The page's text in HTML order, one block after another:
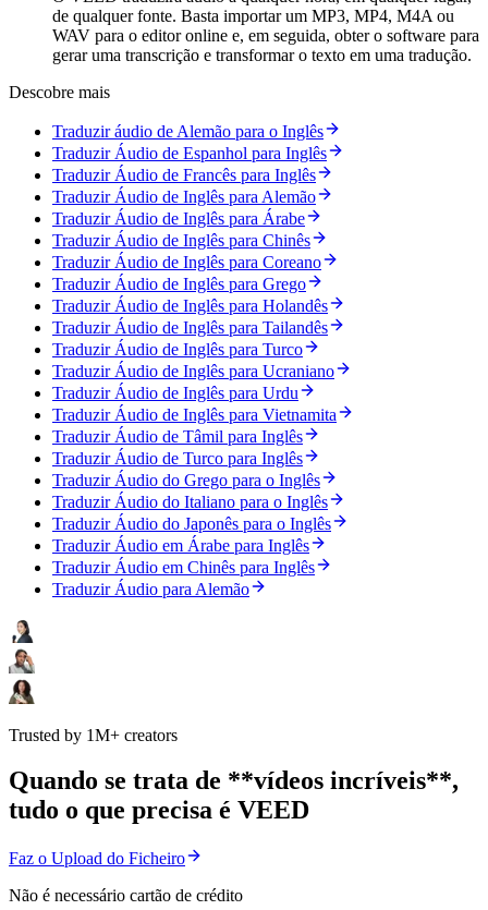
de qualquer fonte. Basta importar um MP3, MP4, M4A ou
WAV para o editor online e, em seguida, obter o software para
gerar uma transcrição e transformar o texto em uma tradução.
Descobre mais
Traduzir áudio de Alemão para o Inglês
Traduzir Áudio de Espanhol para Inglês
Traduzir Áudio de Francês para Inglês
Traduzir Áudio de Inglês para Alemão
Traduzir Áudio de Inglês para Árabe
Traduzir Áudio de Inglês para Chinês
Traduzir Áudio de Inglês para Coreano
Traduzir Áudio de Inglês para Grego
Traduzir Áudio de Inglês para Holandês
Traduzir Áudio de Inglês para Tailandês
Traduzir Áudio de Inglês para Turco
Traduzir Áudio de Inglês para Ucraniano
Traduzir Áudio de Inglês para Urdu
Traduzir Áudio de Inglês para Vietnamita
Traduzir Áudio de Tâmil para Inglês
Traduzir Áudio de Turco para Inglês
Traduzir Áudio do Grego para o Inglês
Traduzir Áudio do Italiano para o Inglês
Traduzir Áudio do Japonês para o Inglês
Traduzir Áudio em Árabe para Inglês
Traduzir Áudio em Chinês para Inglês
Traduzir Áudio para Alemão
Trusted by 1M+ creators
Quando se trata de **vídeos incríveis**,
tudo o que precisa é VEED
Faz o Upload do Ficheiro
Não é necessário cartão de crédito